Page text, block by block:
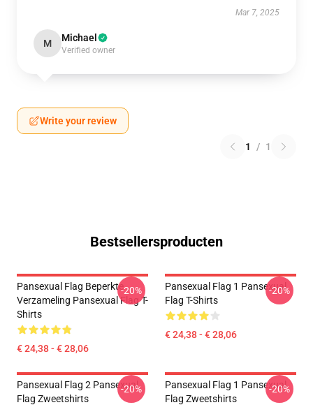
Mar 7, 2025
M Michael
Verified owner
Write your review
1 / 1
Bestsellersproducten
Pansexual Flag Beperkte
Verzameling Pansexual Flag T-
Shirts
€ 24,38 - € 28,06
-20%
Pansexual Flag 1 Pansexual
Flag T-Shirts
€ 24,38 - € 28,06
-20%
Pansexual Flag 2 Pansexual
Flag Zweetshirts
-20%
Pansexual Flag 1 Pansexual
Flag Zweetshirts
-20%